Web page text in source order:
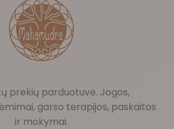
prekių parduotuvė. Jogos,
garso terapijos, paskaitos
ir mokymai.